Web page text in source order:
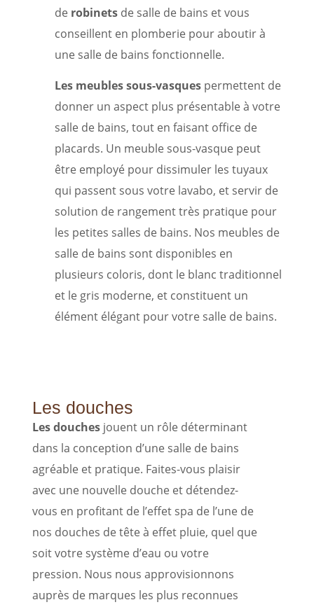
de robinets de salle de bains et vous
conseillent en plomberie pour aboutir à
une salle de bains fonctionnelle.
Les meubles sous-vasques permettent de
donner un aspect plus présentable à votre
salle de bains, tout en faisant office de
placards. Un meuble sous-vasque peut
être employé pour dissimuler les tuyaux
qui passent sous votre lavabo, et servir de
solution de rangement très pratique pour
les petites salles de bains. Nos meubles de
salle de bains sont disponibles en
plusieurs coloris, dont le blanc traditionnel
et le gris moderne, et constituent un
élément élégant pour votre salle de bains.
Les douches
Les douches jouent un rôle déterminant
dans la conception d’une salle de bains
agréable et pratique. Faites-vous plaisir
avec une nouvelle douche et détendez-
vous en profitant de l’effet spa de l’une de
nos douches de tête à effet pluie, quel que
soit votre système d’eau ou votre
pression. Nous nous approvisionnons
auprès de marques les plus reconnues